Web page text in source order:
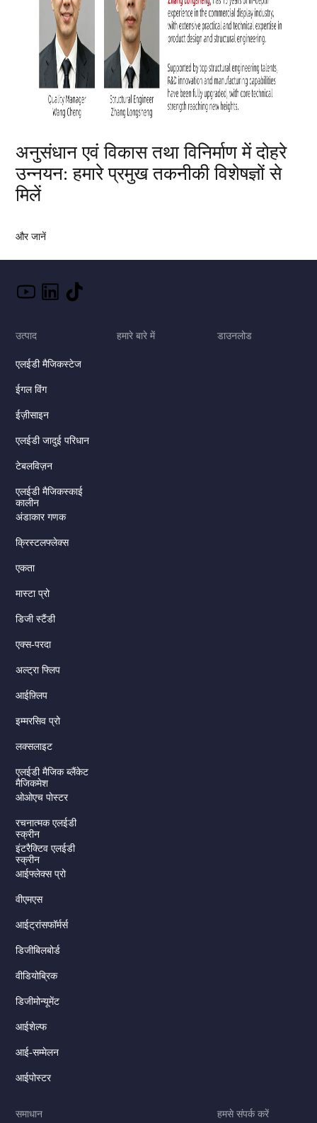
अनुसंधान एवं विकास तथा विनिर्माण में दोहरे
उन्नयन: हमारे प्रमुख तकनीकी विशेषज्ञों से
मिलें
और जानें
उत्पाद
एलईडी मैजिकस्टेज
ईगल विंग
ईज़ीसाइन
एलईडी जादुई परिधान
टेबलविज़न
एलईडी मैजिकस्काई
कालीन
अंडाकार गणक
क्रिस्टलफ्लेक्स
एकता
मास्टा प्रो
डिजी स्टैंडी
एक्स-परदा
अल्ट्रा फ्लिप
आईफ़्लिप
इम्मरसिव प्रो
लक्सलाइट
एलईडी मैजिक ब्लैंकेट
मैजिकमेश
ओओएच पोस्टर
रचनात्मक एलईडी
स्क्रीन
इंटरैक्टिव एलईडी
स्क्रीन
आईफ्लेक्स प्रो
वीएमएस
आईट्रांसफॉर्मर्स
डिजीबिलबोर्ड
वीडियोब्रिक
डिजीमोन्यूमेंट
आईशेल्फ
आई-सम्मेलन
आईपोस्टर
हमारे बारे में डाउनलोड
समाधान हमसे संपर्क करें
Korean
Italian
Dutch
Serbian